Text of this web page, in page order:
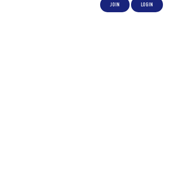
JOIN LOGIN